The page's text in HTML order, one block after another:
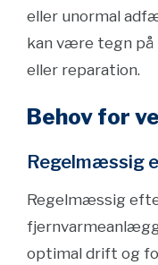
eller unormal
kan være tegn på
eller reparation.
Behov for
Regelmæssig
Regelmæssig
optimal drift og